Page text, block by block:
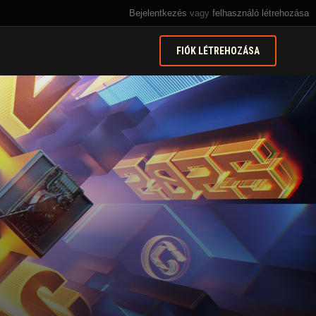
Bejelentkezés vagy felhasználó létrehozása
FIÓK LÉTREHOZÁSA